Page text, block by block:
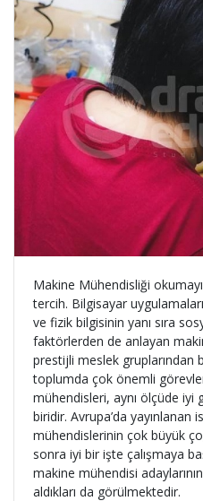
Makine Mühendisliği
tercih. Bilgisayar
ve fizik bilgisinin yanı sıra
faktörlerden de anlayan
prestijli meslek gruplarından
toplumda çok önemli
mühendisleri, aynı ölçüde iyi
biridir. Avrupa’da
mühendislerinin çok büyük
sonra iyi bir işte çalışmaya
makine mühendisi
aldıkları da görülmektedir.